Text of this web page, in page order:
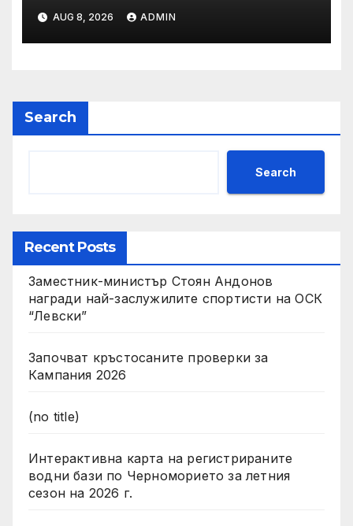
AUG 8, 2026 ADMIN
Search
Search
Recent Posts
Заместник-министър Стоян Андонов
награди най-заслужилите спортисти на ОСК
“Левски”
Започват кръстосаните проверки за
Кампания 2026
(no title)
Интерактивна карта на регистрираните
водни бази по Черноморието за летния
сезон на 2026 г.